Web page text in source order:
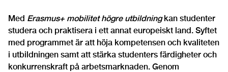
Med Erasmus+ mobilitet högre utbildningkan studenter
studera och praktisera i ett annat europeiskt land. Syftet
med programmet är att höja kompetensen och kvaliteten
i utbildningen samt att stärka studenters färdigheter och
konkurrenskraft på arbetsmarknaden. Genom